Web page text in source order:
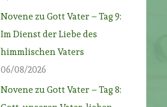
Novene zu Gott Vater – Tag 9:
Im Dienst der Liebe des
himmlischen Vaters
06/08/2026
Novene zu Gott Vater – Tag 8: